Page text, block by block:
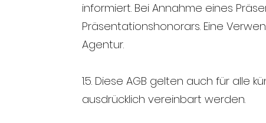
informiert. Bei Annahme eines
Präsentationshonorars. Eine
Agentur.
1.5. Diese AGB gelten auch für
ausdrücklich vereinbart werden.